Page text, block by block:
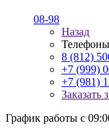
08-98
Назад
Телефоны
8 (812)
+7 (999)
+7 (981)
Заказать
График работы с